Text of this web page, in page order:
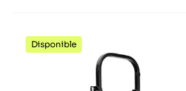
Disponible